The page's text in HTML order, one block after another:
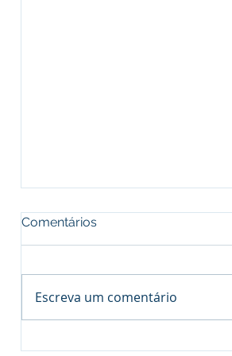
Comentários
Escreva um comentário